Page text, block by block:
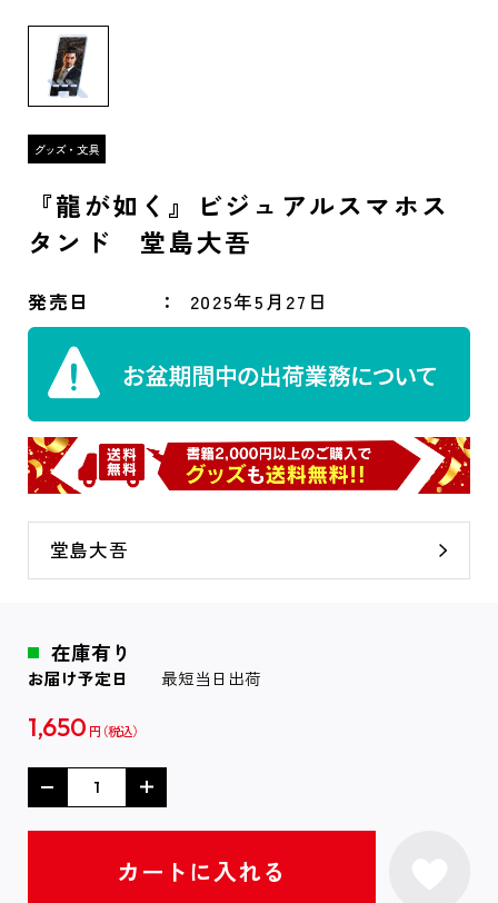
『龍が如く』ビジュアルスマホス
タンド 堂島大吾
発売日 2025年5月27日
堂島大吾
在庫有り
お届け予定日 最短当日出荷
1,650 円